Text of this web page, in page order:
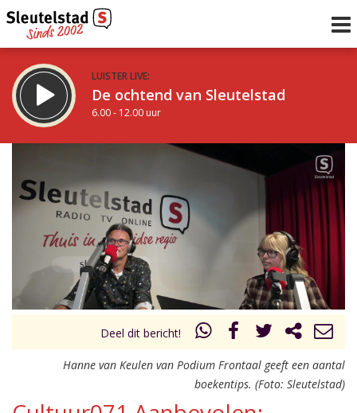
LUISTER LIVE:
De ochtend van Sleutelstad
6.00 - 12.00 uur
12.00 - 18.00 uur
Vorig uur
uur 1 van 0 Volgend uur
Inklappen
Deel dit bericht!
Hanne van Keulen van Podium Frontaal geeft een aantal
boekentips. (Foto: Sleutelstad)